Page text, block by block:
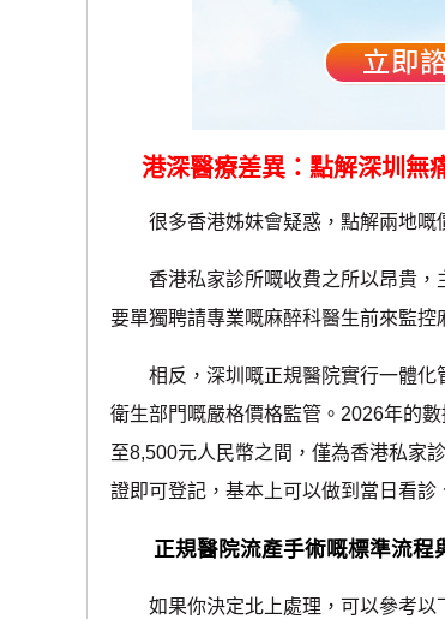
港深醫療差異：點解深圳無
很多香港姊妹會疑惑，點解兩地嘅
香港私家診所嘅收費之所以昂貴，
要單獨聘請專業嘅麻醉科醫生前來監控
相反，深圳嘅正規醫院實行一體化
衛生部門嘅嚴格價格監管。2026年的
至8,500元人民幣之間，僅為香港私家
證即可登記，基本上可以做到當日看
正規醫院流產手術嘅標準流程
如果你決定北上處理，可以參考以